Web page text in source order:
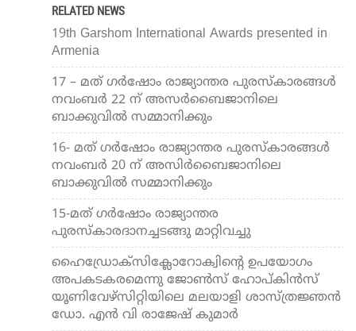
RELATED NEWS
19th Garshom International Awards presented in
Armenia
17 – മത് ഗർഷോം രാജ്യാന്തര പുരസ്‌കാരങ്ങൾ
നവംബർ 22 ന് അസർബൈജാനിലെ
ബാക്കുവിൽ സമ്മാനിക്കും
16- മത് ഗർഷോം രാജ്യാന്തര പുരസ്‌കാരങ്ങൾ
നവംബർ 20 ന് അസിർബൈജാനിലെ
ബാക്കുവിൽ സമ്മാനിക്കും
15-മത് ഗർഷോം രാജ്യാന്തര
പുരസ്‌കാരദാനച്ചടങ്ങു മാറ്റിവച്ചു
ഹൈഡ്രോക്സിക്ലോറോക്വിന്റെ ഉപയോഗം
അപകടകരമെന്നു ജോൺസ് ഹോപ്കിൻസ്
യൂണിവേഴ്സിറ്റിയിലെ മലയാളി ശാസ്ത്രജ്ഞൻ
ഡോ. എൻ വി രാജേഷ്‌ കുമാർ